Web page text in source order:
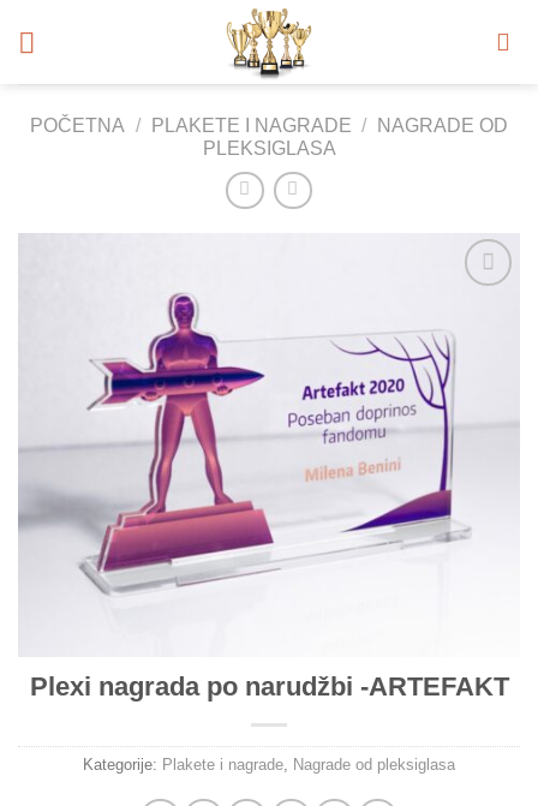
POČETNA / PLAKETE I NAGRADE /
NAGRADE OD
PLEKSIGLASA
Wishlist
Plexi nagrada po narudžbi -ARTEFAKT
Kategorije: Plakete i nagrade, Nagrade od pleksiglasa